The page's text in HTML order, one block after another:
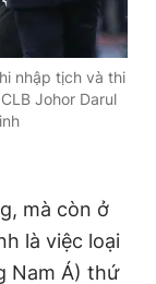
nhập tịch và thi
Johor Darul
mà còn ở
là việc loại
Nam Á) thứ